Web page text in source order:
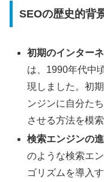
SEOの歴史的背
初期のインター
は、1990年代中
現しました。初
ンジンに自分た
させる方法を模
検索エンジンの
のような検索エ
ゴリズムを導入